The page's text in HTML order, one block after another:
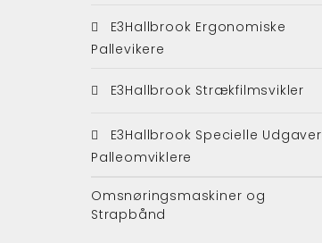
E3Hallbrook Ergonomiske
Pallevikere
E3Hallbrook Strækfilmsvikler
E3Hallbrook Specielle Udgaver
Palleomviklere
Omsnøringsmaskiner og
Strapbånd